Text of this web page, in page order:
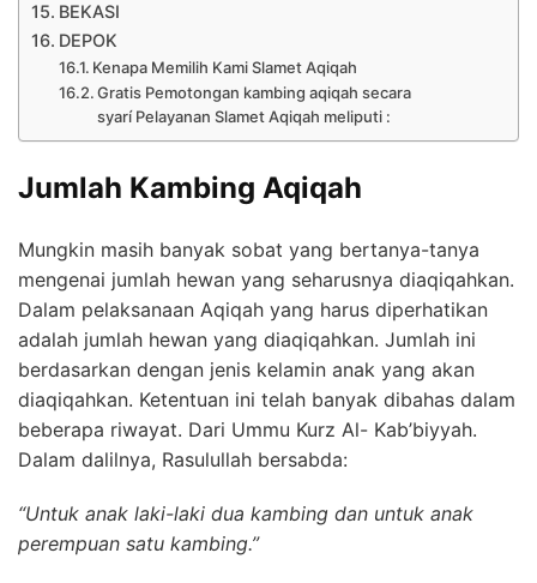
BEKASI
DEPOK
Kenapa Memilih Kami Slamet Aqiqah
Gratis Pemotongan kambing aqiqah secara
syarí Pelayanan Slamet Aqiqah meliputi :
Jumlah Kambing Aqiqah
Mungkin masih banyak sobat yang bertanya-tanya
mengenai jumlah hewan yang seharusnya diaqiqahkan.
Dalam pelaksanaan Aqiqah yang harus diperhatikan
adalah jumlah hewan yang diaqiqahkan. Jumlah ini
berdasarkan dengan jenis kelamin anak yang akan
diaqiqahkan. Ketentuan ini telah banyak dibahas dalam
beberapa riwayat. Dari Ummu Kurz Al- Kab’biyyah.
Dalam dalilnya, Rasulullah bersabda:
“Untuk anak laki-laki dua kambing dan untuk anak
perempuan satu kambing.”